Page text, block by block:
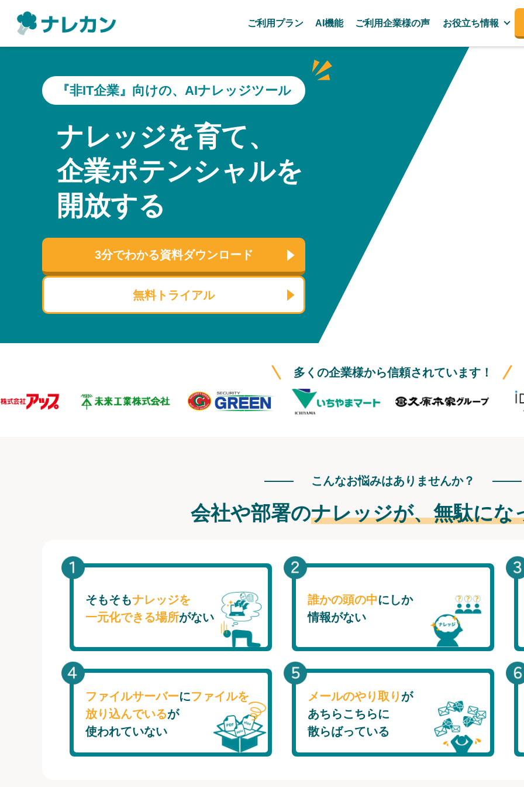
ご利用プラン AI機能 ご利用企業様の声 お役立ち情報
『非IT企業』向けの、AIナレッジツール
ナレッジを育て、
企業ポテンシャルを
開放する
3分でわかる資料ダウンロード
無料トライアル
多くの企業様から信頼されています！
こんなお悩みはありませんか？
会社や部署のナレッジが、無駄にな
そもそもナレッジを
一元化できる場所がない
誰かの頭の中にしか
情報がない
ファイルサーバーにファイルを
放り込んでいるが
使われていない
メールのやり取り が
あちらこちらに
散らばっている